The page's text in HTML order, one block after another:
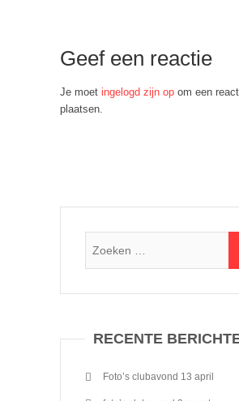
Geef een reactie
Je moet ingelogd zijn op om een
plaatsen.
RECENTE
Foto’s clubavond 13 april